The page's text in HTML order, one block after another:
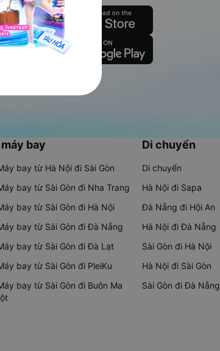
bay
bay từ Hà Nội đi Sài Gòn
bay từ Sài Gòn đi Nha Trang
bay từ Sài Gòn đi Hà Nội
bay từ Sài Gòn đi Đà Nẵng
bay từ Sài Gòn đi Đà Lạt
bay từ Sài Gòn đi PleiKu
bay từ Sài Gòn đi Buôn Ma
Di chuyển
Di chuyển
Hà Nội đi Sapa
Đà Nẵng đi Hội An
Hà Nội đi Đà Nẵng
Sài Gòn đi Hà Nội
Hà Nội đi Sài Gòn
Sài Gòn đi Đà Nẵng